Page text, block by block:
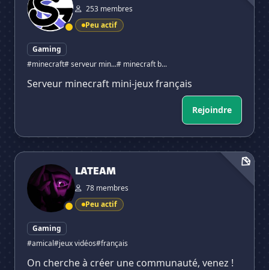
253 membres
Peu actif
Gaming
#minecraft# serveur min...# minecraft b...
Serveur minecraft mini-jeux français
Rejoindre
LATEAM
LATEAM
78 membres
Peu actif
Gaming
#amical#jeux vidéos#français
On cherche à créer une communauté, venez !